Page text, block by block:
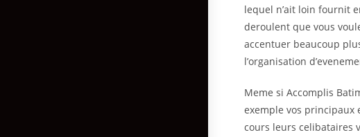
lequel n’ait loin fournit
deroulent que vous
accentuer beaucoup
l’organisation
Meme si Accomplis
exemple vos principaux
cours leurs celibataires